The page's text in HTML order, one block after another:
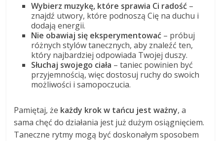
Wybierz muzykę, które sprawia Ci radość –
znajdź utwory, które podnoszą Cię na duchu i
dodają energii.
Nie obawiaj się eksperymentować – próbuj
różnych stylów tanecznych, aby znaleźć ten,
który najbardziej odpowiada Twojej duszy.
Słuchaj swojego ciała – taniec powinien być
przyjemnością, więc dostosuj ruchy do swoich
możliwości i samopoczucia.
Pamiętaj, że każdy krok w tańcu jest ważny, a
sama chęć do działania jest już dużym osiągnięciem.
Taneczne rytmy mogą być doskonałym sposobem